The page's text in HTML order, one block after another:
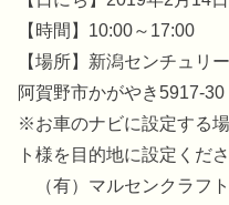
【時間】10:00～17:00
【場所】新潟センチュリ
阿賀野市かがやき5917-30
※お車のナビに設定する
ト様を目的地に設定くださ
（有）マルセンクラフ